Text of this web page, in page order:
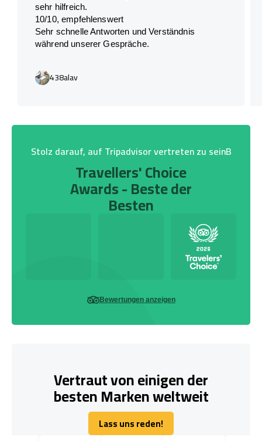
sehr hilfreich.
10/10, empfehlenswert
Sehr schnelle Antworten und Verständnis
während unserer Gespräche.
438alav
Stolz darauf, auf Tripadvisor vertreten zu seinB
Travellers' Choice
Awards - Beste der
Besten
Bewertungen anzeigen
Vertraut von einigen der
besten Marken weltweit
Lass uns reden!
Lass uns reden!